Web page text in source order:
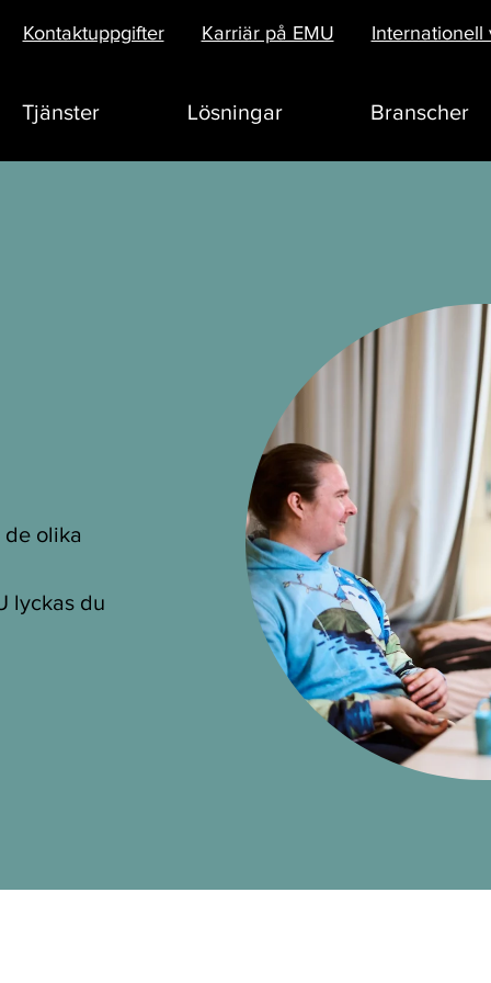
Kontaktuppgifter Karriär på EMU Internationell
Tjänster Lösningar Branscher
olika
lyckas du